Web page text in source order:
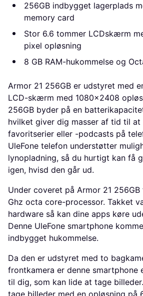
256GB indbygget lagerplads
memory card
Stor 6.6 tommer LCDskærm
pixel opløsning
8 GB RAM-hukommelse og
Armor 21 256GB er udstyret med
LCD-skærm med 1080x2408
256GB byder på en
hvilket giver dig masser af tid til at
favoritserier eller -podcasts på
UleFone telefon understøtter
lynopladning, så du hurtigt kan få
igen, hvisd den går ud.
Under coveret på Armor 21
Ghz octa core-processor. Takket
hardware så kan dine apps køre
Denne UleFone smartphone
indbygget hukommelse.
Da den er udstyret med to
frontkamera er denne
til dig, som kan lide at tage
tage billeder med en opløsning på